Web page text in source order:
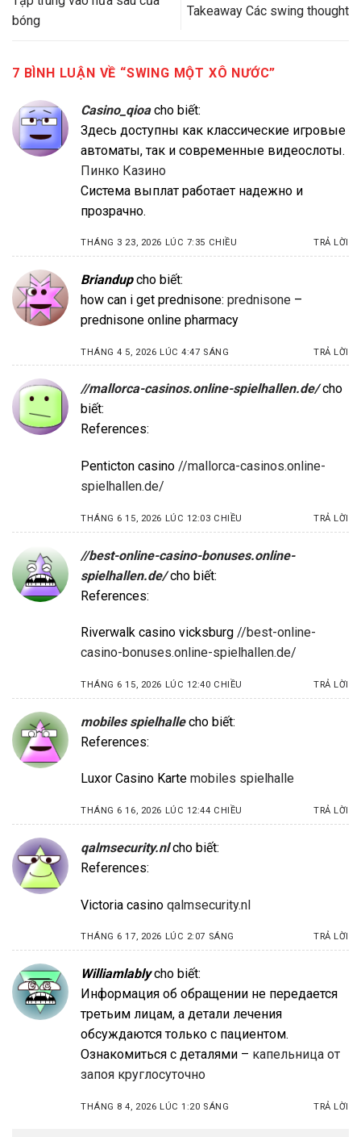
bóng
Takeaway Các swing thought
7 BÌNH LUẬN VỀ “SWING MỘT XÔ NƯỚC”
Casino_qioa cho biết:
Здесь доступны как классические игровые
автоматы, так и современные видеослоты.
Пинко Казино
Система выплат работает надежно и
прозрачно.
THÁNG 3 23, 2026 LÚC 7:35 CHIỀU TRẢ LỜI
Briandup cho biết:
how can i get prednisone: prednisone –
prednisone online pharmacy
THÁNG 4 5, 2026 LÚC 4:47 SÁNG TRẢ LỜI
//mallorca-casinos.online-spielhallen.de/ cho
biết:
References:
Penticton casino //mallorca-casinos.online-
spielhallen.de/
THÁNG 6 15, 2026 LÚC 12:03 CHIỀU TRẢ LỜI
//best-online-casino-bonuses.online-
spielhallen.de/ cho biết:
References:
Riverwalk casino vicksburg //best-online-
casino-bonuses.online-spielhallen.de/
THÁNG 6 15, 2026 LÚC 12:40 CHIỀU TRẢ LỜI
mobiles spielhalle cho biết:
References:
Luxor Casino Karte mobiles spielhalle
THÁNG 6 16, 2026 LÚC 12:44 CHIỀU TRẢ LỜI
qalmsecurity.nl cho biết:
References:
Victoria casino qalmsecurity.nl
THÁNG 6 17, 2026 LÚC 2:07 SÁNG TRẢ LỜI
Williamlably cho biết:
Информация об обращении не передается
третьим лицам, а детали лечения
обсуждаются только с пациентом.
Ознакомиться с деталями – капельница от
запоя круглосуточно
THÁNG 8 4, 2026 LÚC 1:20 SÁNG TRẢ LỜI